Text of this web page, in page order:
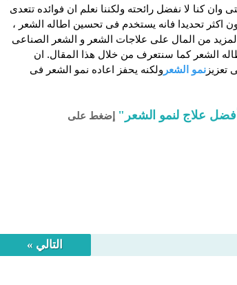
وان كنا لا نفضل رائحته ولكننا نعلم ان فوائده تتعدى
تحديدا فانه يستخدم فى تحسين اطاله الشعر ،
من المال على علاجات الشعر و الشعر الصناعى
الشعر كما سنتعرف من خلال هذا المقال. ان
تعزيز نمو الشعر ولكنه يحفز اعاده نمو الشعر فى
علاج لنمو الشعر"
إضغط على
التالي »